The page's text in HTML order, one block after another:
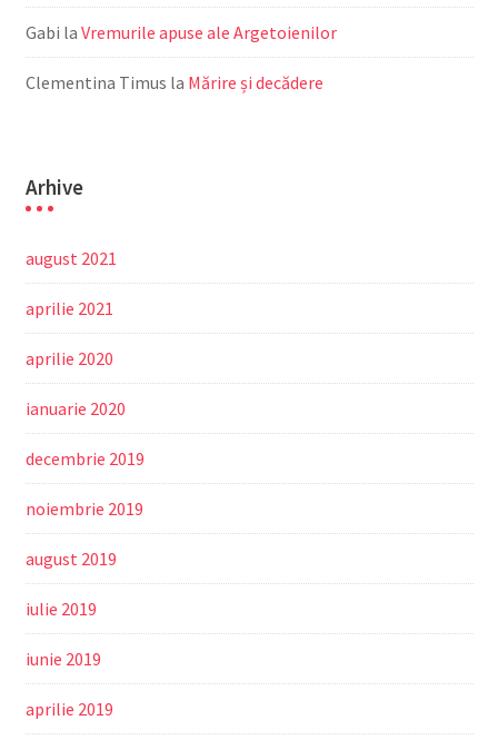
Gabi la Vremurile apuse ale Argetoienilor
Clementina Timus la Mărire și decădere
Arhive
august 2021
aprilie 2021
aprilie 2020
ianuarie 2020
decembrie 2019
noiembrie 2019
august 2019
iulie 2019
iunie 2019
aprilie 2019